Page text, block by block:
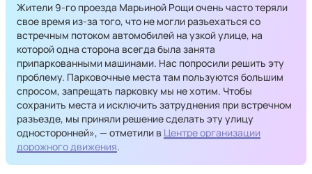
Жители 9-го проезда Марьиной Рощи очень часто теряли
свое время из-за того, что не могли разъехаться со
встречным потоком автомобилей на узкой улице, на
которой одна сторона всегда была занята
припаркованными машинами. Нас попросили решить эту
проблему. Парковочные места там пользуются большим
спросом, запрещать парковку мы не хотим. Чтобы
сохранить места и исключить затруднения при встречном
разъезде, мы приняли решение сделать эту улицу
односторонней», — отметили в Центре организации
дорожного движения.